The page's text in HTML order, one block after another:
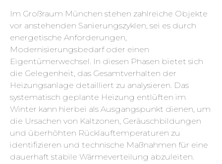
Im Großraum München stehen zahlreiche Objekte
vor anstehenden Sanierungszyklen, sei es durch
energetische Anforderungen,
Modernisierungsbedarf oder einen
Eigentümerwechsel. In diesen Phasen bietet sich
die Gelegenheit, das Gesamtverhalten der
Heizungsanlage detailliert zu analysieren. Das
systematisch geplante Heizung entlüften im
Winter kann hierbei als Ausgangspunkt dienen, um
die Ursachen von Kaltzonen, Geräuschbildungen
und überhöhten Rücklauftemperaturen zu
identifizieren und technische Maßnahmen für eine
dauerhaft stabile Wärmeverteilung abzuleiten.